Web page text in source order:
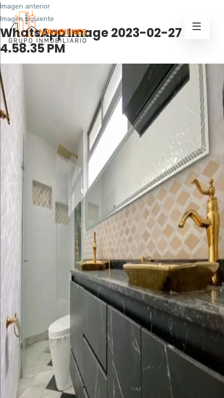
Imagen anterior
Imagen siguiente
WhatsApp Image 2023-02-27 at
4.58.35 PM